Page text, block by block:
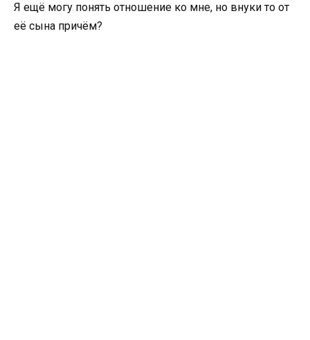
Я ещё могу понять отношение ко мне, но внуки то от
её сына причём?